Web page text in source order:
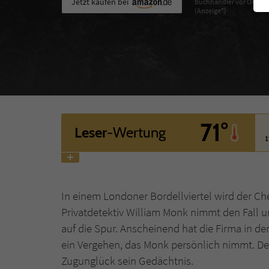
(Anzeige*)
Leser-Wertung 71°
In einem Londoner Bordellviertel wird der
Privatdetektiv William Monk nimmt den Fall
auf die Spur. Anscheinend hat die Firma in
ein Vergehen, das Monk persönlich nimmt.
Zugunglück sein Gedächtnis.